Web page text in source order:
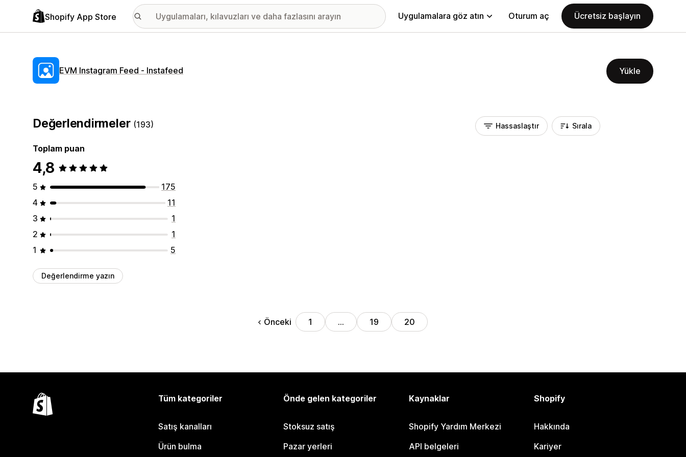
Shopify App Store Uygulamalara göz atın Oturum aç Ücretsiz başlayın
EVM Instagram Feed ‑ Instafeed Yükle
Değerlendirmeler (193)
Toplam puan
4,8
5
175
4
11
3
1
2
1
1
5
Değerlendirme yazın
Hassaslaştır Sırala
Önceki 1 … 19 20
Tüm kategoriler
Satış kanalları
Ürün bulma
Önde gelen kategoriler
Stoksuz satış
Pazar yerleri
Kaynaklar
Shopify Yardım Merkezi
API belgeleri
Shopify
Hakkında
Kariyer